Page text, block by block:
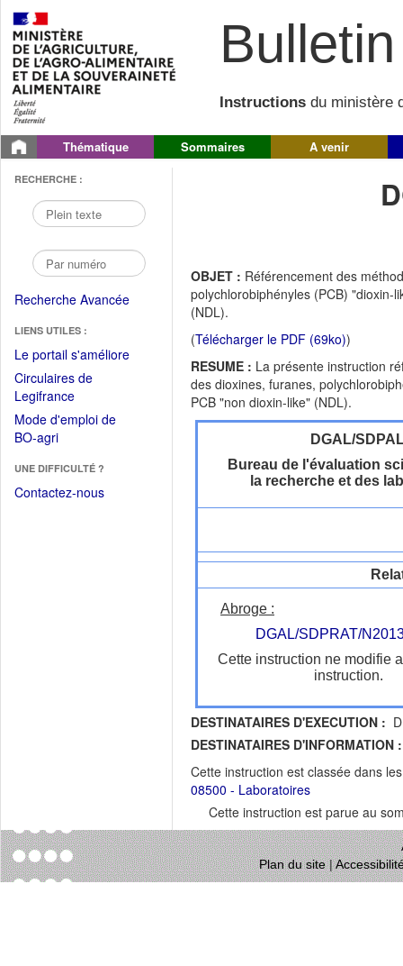
Instructions du ministère
Thématique Sommaires A venir
RECHERCHE :
Recherche Avancée
LIENS UTILES :
Le portail s'améliore(Fichier
Circulaires de
Legifrance(Ouvrir
dans
une
fenêtre)
Mode d'emploi de
BO-agri(Ouvrir
une
nouvelle
UNE DIFFICULTÉ ?
Contactez-nous
OBJET : Référencement des
polychlorobiphényles (PCB) "dioxin-
(NDL).
(Télécharger le PDF (69ko))
RESUME : La présente instruction
des dioxines, furanes,
PCB "non dioxin-like" (NDL).
DGAL/
Bureau de l'évaluation
la recherche et des
Abroge :
DGAL/SDPRAT/
Cette instruction ne modifie
instruction.
DESTINATAIRES D'EXECUTION :
DESTINATAIRES D'INFORMATION :
Cette instruction est classée dans
08500 - Laboratoires
Cette instruction est parue au
Plan du site|